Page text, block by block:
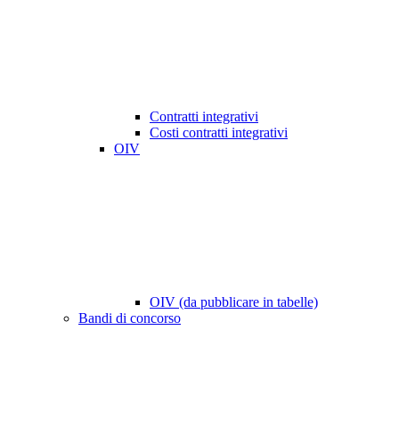
Contratti integrativi
Costi contratti integrativi
OIV
OIV (da pubblicare in tabelle)
Bandi di concorso